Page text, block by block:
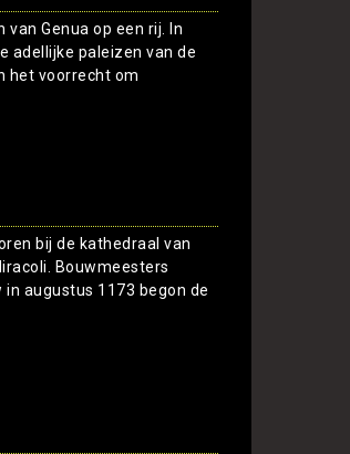
Genua op een rij. In
adellijke paleizen van de
het voorrecht om
bij de kathedraal van
Bouwmeesters
augustus 1173 begon de